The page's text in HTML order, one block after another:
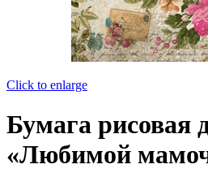
Click to enlarge
Бумага рисовая
«Любимой